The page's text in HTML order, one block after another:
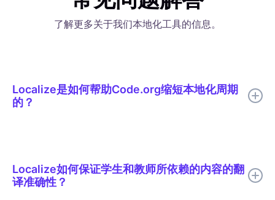
了解更多关于我们本地化工具的信息。
Localize是如何帮助Code.org缩短本地化周期
的？
Localize如何保证学生和教师所依赖的内容的翻
译准确性？